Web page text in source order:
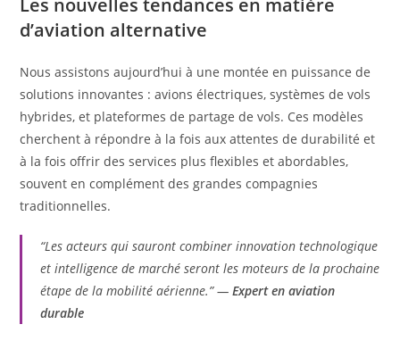
Les nouvelles tendances en matière
d’aviation alternative
Nous assistons aujourd’hui à une montée en puissance de
solutions innovantes : avions électriques, systèmes de vols
hybrides, et plateformes de partage de vols. Ces modèles
cherchent à répondre à la fois aux attentes de durabilité et
à la fois offrir des services plus flexibles et abordables,
souvent en complément des grandes compagnies
traditionnelles.
“Les acteurs qui sauront combiner innovation technologique
et intelligence de marché seront les moteurs de la prochaine
étape de la mobilité aérienne.” —Expert en aviation
durable